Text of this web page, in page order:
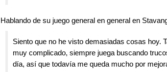
Hablando de su juego general en general en
Siento que no he visto demasiadas cosas hoy.
muy complicado, siempre juega buscando
día, así que todavía me queda mucho por